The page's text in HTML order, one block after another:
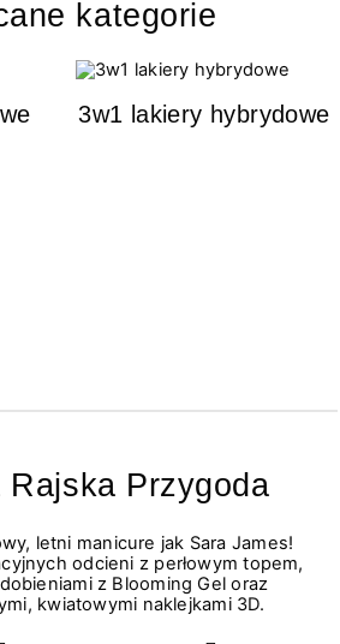
kategorie
3w1 lakiery hybrydowe
Rajska Przygoda
letni manicure jak Sara James!
odcieni z perłowym topem,
z Blooming Gel oraz
kwiatowymi naklejkami 3D.